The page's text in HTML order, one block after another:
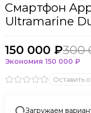
Oukitel
Pico
POCO
Sony
Valve
Смартфон
Ultramarine
Оставить
150 000 ₽300
Экономия 150 000 ₽
Загружаем